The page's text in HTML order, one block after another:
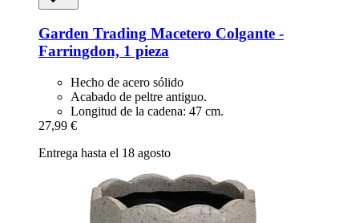
Garden Trading Macetero Colgante -​
Farringdon, 1 pieza
Hecho de acero sólido
Acabado de peltre antiguo.
Longitud de la cadena: 47 cm.
27,99 €
Entrega hasta el 18 agosto